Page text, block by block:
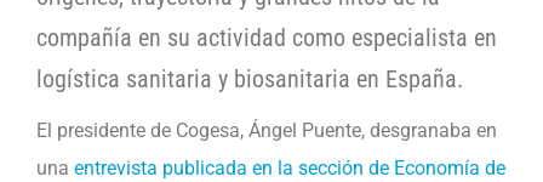
compañía en su actividad como especialista en
logística sanitaria y biosanitaria en España.
El presidente de Cogesa, Ángel Puente, desgranaba en
una entrevista publicada en la sección de Economía de